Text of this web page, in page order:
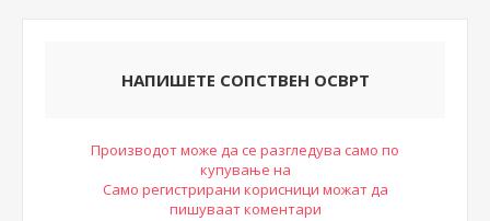
НАПИШЕТЕ СОПСТВЕН ОСВРТ
Производот може да се разгледува само по
купување на
Само регистрирани корисници можат да
пишуваат коментари